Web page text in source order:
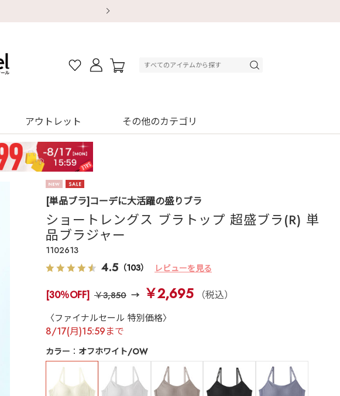
アウトレット その他のカテゴリ
[単品ブラ]コーデに大活躍の盛りブラ
ショートレングス ブラトップ 超盛ブラ(R) 単
品ブラジャー
1102613
4.5 （103） レビューを見る
[30％OFF] ￥3,850 ￥2,695 （税込）
〈ファイナルセール 特別価格〉
8/17(月)15:59まで
カラー オフホワイト/OW